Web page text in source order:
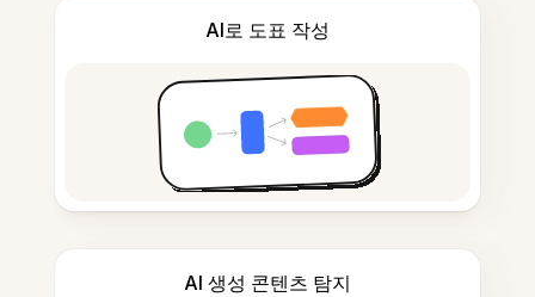
AI로 도표 작성
AI 생성 콘텐츠 탐지